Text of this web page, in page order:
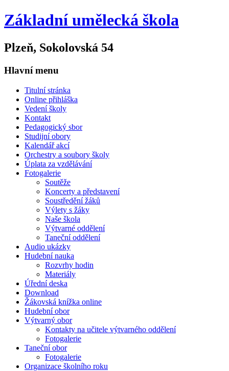
Základní umělecká škola
Plzeň, Sokolovská 54
Hlavní menu
Titulní stránka
Online přihláška
Vedení školy
Kontakt
Pedagogický sbor
Studijní obory
Kalendář akcí
Orchestry a soubory školy
Úplata za vzdělávání
Fotogalerie
Soutěže
Koncerty a představení
Soustředění žáků
Výlety s žáky
Naše škola
Výtvarné oddělení
Taneční oddělení
Audio ukázky
Hudební nauka
Rozvrhy hodin
Materiály
Úřední deska
Download
Žákovská knížka online
Hudební obor
Výtvarný obor
Kontakty na učitele výtvarného oddělení
Fotogalerie
Taneční obor
Fotogalerie
Organizace školního roku